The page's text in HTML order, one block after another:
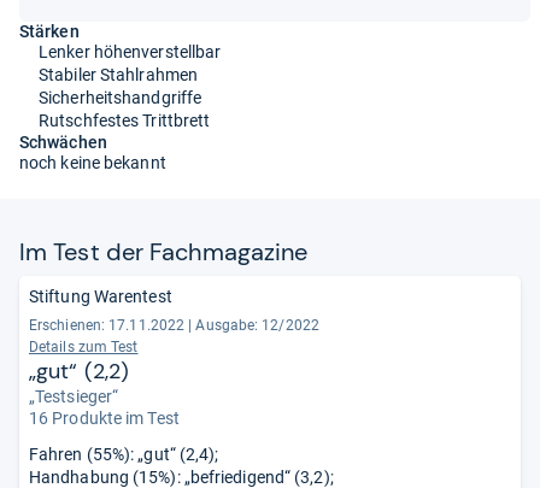
Stärken
Lenker höhenverstellbar
Stabiler Stahlrahmen
Sicherheitshandgriffe
Rutschfestes Trittbrett
Schwächen
noch keine bekannt
Im Test der Fach­ma­ga­zine
Stiftung Warentest
Erschienen: 17.11.2022 | Ausgabe: 12/2022
Details zum Test
„gut“ (2,2)
„Testsieger“
16 Produkte im Test
Fahren (55%): „gut“ (2,4);
Handhabung (15%): „befriedigend“ (3,2);